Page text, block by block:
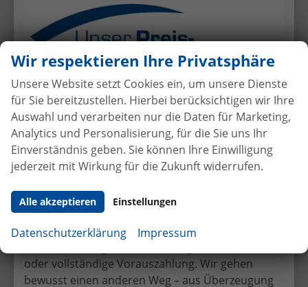
Fahrzeugübergabe eines Skoda
Fabia "Drive PLUS" 1.0 TSI ;
85KW/115PS ; 6-Gang-
Schaltgetriebe an Fr. Gronenwald
8.11.2024 • Auslieferungen
Wir respektieren Ihre Privatsphäre
Unsere Website setzt Cookies ein, um unsere Dienste
für Sie bereitzustellen. Hierbei berücksichtigen wir Ihre
Auswahl und verarbeiten nur die Daten für Marketing,
Analytics und Personalisierung, für die Sie uns Ihr
Einverständnis geben. Sie können Ihre Einwilligung
jederzeit mit Wirkung für die Zukunft widerrufen.
Alle akzeptieren Einstellungen
Datenschutzerklärung Impressum
Autokaufohne Anzahlungbei
Vertragsabschluss
maximale Sicherheit und Transparenz. Bei uns
leisten Sie keine Anzahlung bei Vertragsabschluss.
Viele EU-Händler verlangen bereits bei
oder vollständige Vorauszahlung. Wir gehen
bewusst einen anderen Weg – aus Überzeugung